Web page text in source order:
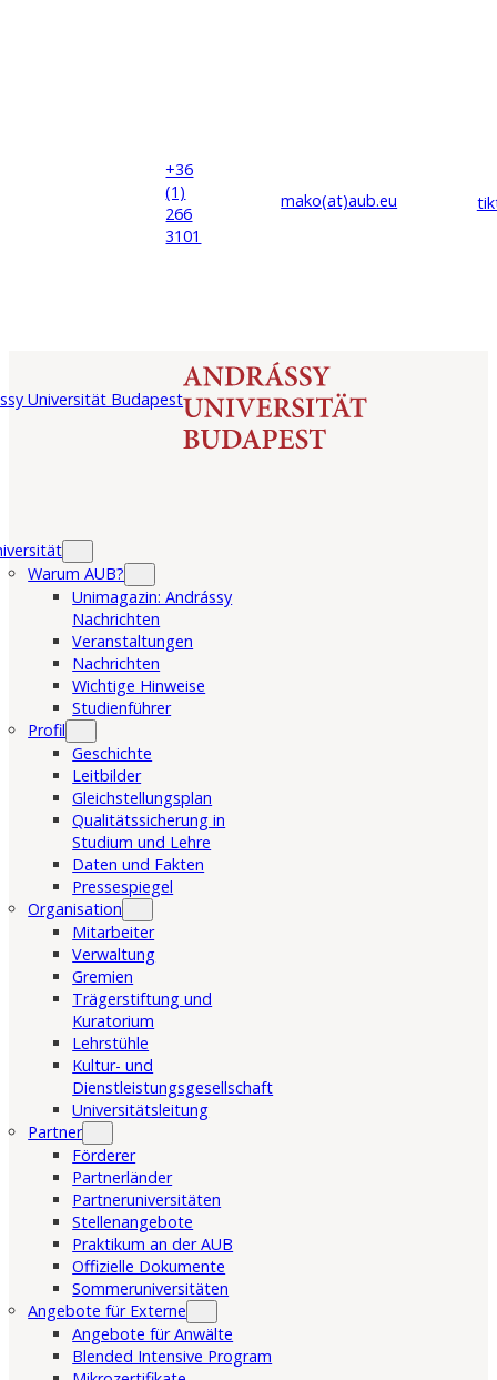
+36
(1)
266
3101
mako(at)aub.eu
Warum AUB?
Unimagazin: Andrássy
Nachrichten
Veranstaltungen
Nachrichten
Wichtige Hinweise
Studienführer
Profil
Geschichte
Leitbilder
Gleichstellungsplan
Qualitätssicherung in
Studium und Lehre
Daten und Fakten
Pressespiegel
Organisation
Mitarbeiter
Verwaltung
Gremien
Trägerstiftung und
Kuratorium
Lehrstühle
Kultur- und
Dienstleistungsgesellschaft
Universitätsleitung
Partner
Förderer
Partnerländer
Partneruniversitäten
Stellenangebote
Praktikum an der AUB
Offizielle Dokumente
Sommeruniversitäten
Angebote für Externe
Angebote für Anwälte
Blended Intensive Program